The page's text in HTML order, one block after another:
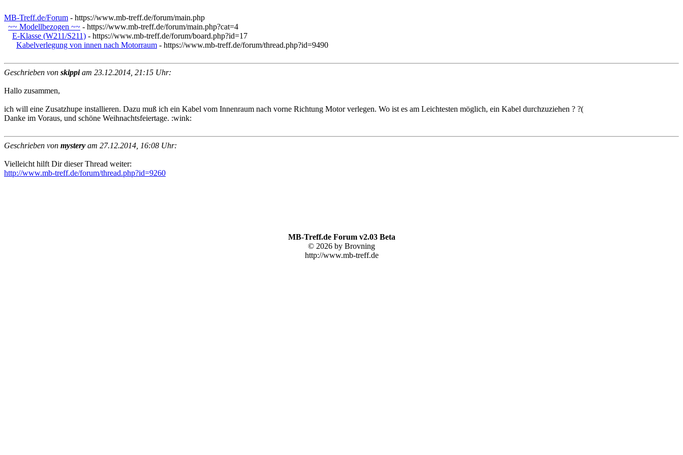
MB-Treff.de/Forum - https://www.mb-treff.de/forum/main.php
~~ Modellbezogen ~~ - https://www.mb-treff.de/forum/main.php?cat=4
E-Klasse (W211/S211) - https://www.mb-treff.de/forum/board.php?id=17
Kabelverlegung von innen nach Motorraum - https://www.mb-treff.de/forum/thread.php?id=9490
Geschrieben von skippiam 23.12.2014, 21:15 Uhr:
Hallo zusammen,
ich will eine Zusatzhupe installieren. Dazu muß ich ein Kabel vom Innenraum nach vorne Richtung Motor verlegen. Wo ist es am Leichtesten möglich, ein Kabel durchzuziehen ? ?(
Danke im Voraus, und schöne Weihnachtsfeiertage. :wink:
Geschrieben von mystery am 27.12.2014, 16:08 Uhr:
Vielleicht hilft Dir dieser Thread weiter:
http://www.mb-treff.de/forum/thread.php?id=9260
MB-Treff.de Forum v2.03 Beta
© 2026 by Brovning
http://www.mb-treff.de